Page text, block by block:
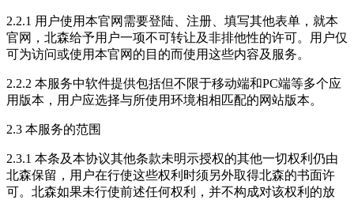
2.2.1 用户使用本官网需要登陆、注册、填写其他表单，就本
官网，北森给予用户一项不可转让及非排他性的许可。用户仅
可为访问或使用本官网的目的而使用这些内容及服务。
2.2.2 本服务中软件提供包括但不限于移动端和PC端等多个应
用版本，用户应选择与所使用环境相相匹配的网站版本。
2.3 本服务的范围
2.3.1 本条及本协议其他条款未明示授权的其他一切权利仍由
北森保留，用户在行使这些权利时须另外取得北森的书面许
可。北森如果未行使前述任何权利，并不构成对该权利的放